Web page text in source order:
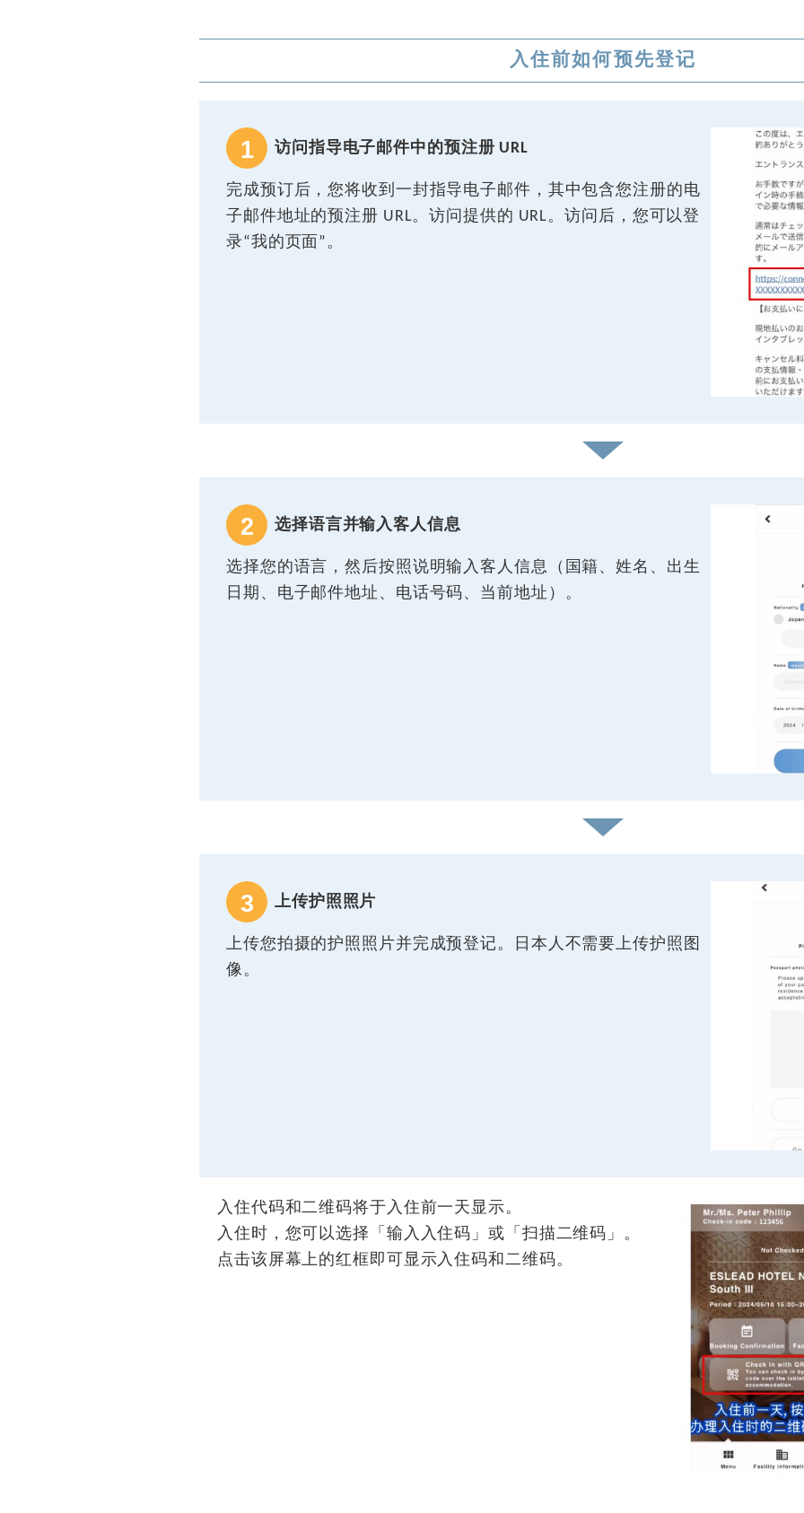
入住前如何预先登记
1 访问指导电子邮件中的预注册 URL
完成预订后，您将收到一封指导电子邮件，其中包含您注册的电
子邮件地址的预注册 URL。访问提供的 URL。访问后，您可以登
录“我的页面”。
2 选择语言并输入客人信息
选择您的语言，然后按照说明输入客人信息（国籍、姓名、出生
日期、电子邮件地址、电话号码、当前地址）。
3 上传护照照片
上传您拍摄的护照照片并完成预登记。日本人不需要上传护照图
像。
入住代码和二维码将于入住前一天显示。
入住时，您可以选择「输入入住码」或「扫描二维码」。
点击该屏幕上的红框即可显示入住码和二维码。